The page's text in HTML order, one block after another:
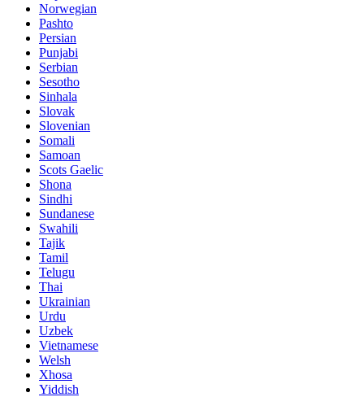
Norwegian
Pashto
Persian
Punjabi
Serbian
Sesotho
Sinhala
Slovak
Slovenian
Somali
Samoan
Scots Gaelic
Shona
Sindhi
Sundanese
Swahili
Tajik
Tamil
Telugu
Thai
Ukrainian
Urdu
Uzbek
Vietnamese
Welsh
Xhosa
Yiddish